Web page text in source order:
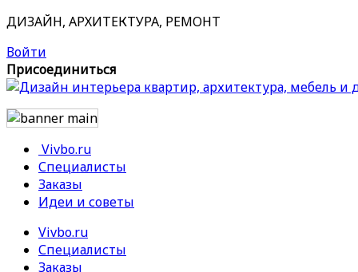
ДИЗАЙН, АРХИТЕКТУРА, РЕМОНТ
Войти
Присоединиться
Vivbo.ru
Специалисты
Заказы
Идеи и советы
Vivbo.ru
Специалисты
Заказы